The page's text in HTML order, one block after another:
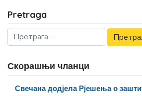
Pretraga
Скорашњи чланци
Свечана додјела Рјешења о